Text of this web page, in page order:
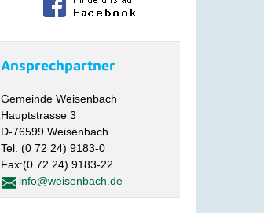
Ansprechpartner
Gemeinde Weisenbach
Hauptstrasse 3
D-76599 Weisenbach
Tel. (0 72 24) 9183-0
Fax:(0 72 24) 9183-22
info@weisenbach.de